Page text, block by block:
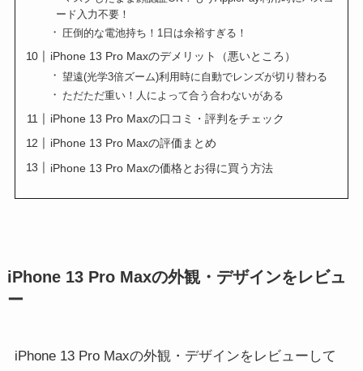
ード入力不要！
圧倒的な電池持ち！1日は余裕すぎる！
iPhone 13 Pro Maxのデメリット（悪いところ）
望遠(光学3倍ズーム)利用時に自動でレンズが切り替わる
ただただ重い！人によって合う合わないがある
iPhone 13 Pro Maxの口コミ・評判をチェック
iPhone 13 Pro Maxの評価まとめ
iPhone 13 Pro Maxの価格とお得に買う方法
iPhone 13 Pro Maxの外観・デザインをレビュ
ー
iPhone 13 Pro Maxの外観・デザインをレビューして